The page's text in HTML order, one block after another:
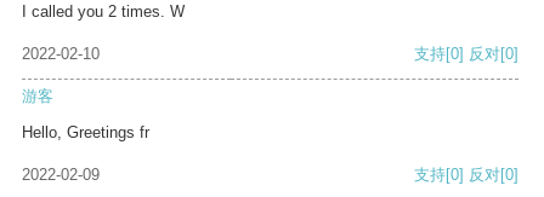
I called you 2 times. W
2022-02-10 支持[0] 反对[0]
游客
Hello, Greetings fr
2022-02-09 支持[0] 反对[0]